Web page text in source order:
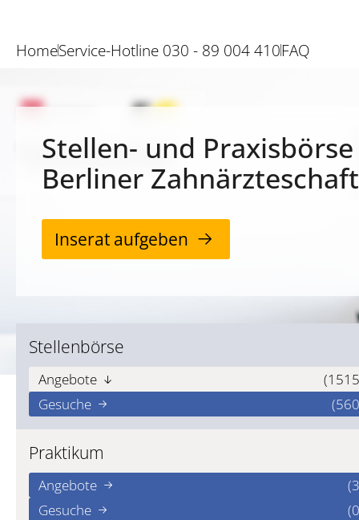
HomeService-Hotline 030 - 89 004 410FAQ
Stellen- und
Berliner Zahnärzteschaft
Inserat aufgeben
Stellenbörse
Angebote
Gesuche
Praktikum
Angebote
Gesuche